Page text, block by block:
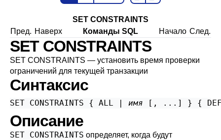
SET CONSTRAINTS
Пред. Наверх Команды SQL Начало След.
SET CONSTRAINTS
SET CONSTRAINTS — установить время проверки
ограничений для текущей транзакции
Синтаксис
SET CONSTRAINTS { ALL | имя [, ...] } {
Описание
SET CONSTRAINTS определяет, когда будут